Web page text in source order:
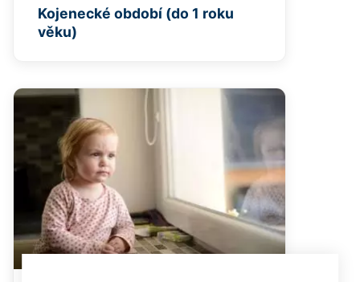
Kojenecké období (do 1 roku
věku)